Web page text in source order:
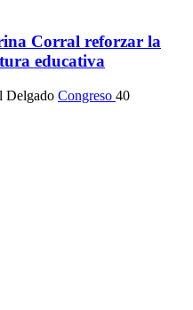
Corral reforzar la
educativa
Delgado Congreso 40